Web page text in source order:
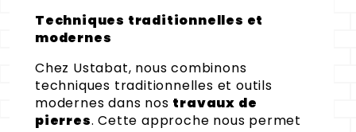
Techniques traditionnelles et
modernes
Chez Ustabat, nous combinons
techniques traditionnelles et outils
modernes dans nos travaux de
pierres. Cette approche nous permet